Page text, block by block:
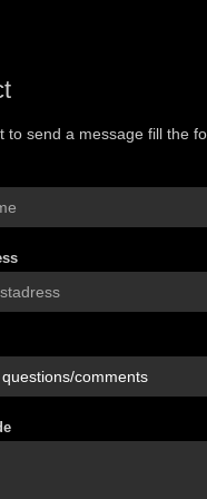
to send a message fill the